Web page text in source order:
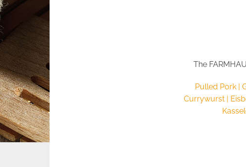
The
Pulled Pork |
Currywurst |